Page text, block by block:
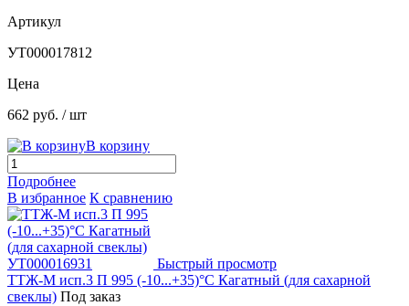
Артикул
УТ000017812
Цена
662 руб. / шт
В корзину
Подробнее
В избранное К сравнению
Быстрый просмотр
ТТЖ-М исп.3 П 995 (-10...+35)°С Кагатный (для сахарной
свеклы) Под заказ